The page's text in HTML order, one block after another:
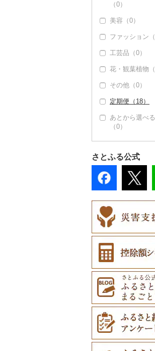
スープ（1）
豆腐・納豆
豆腐（2）
納豆（0）
漬物（0）
缶詰・瓶詰
肉（0）
魚（0）
果物（0）
ジャム（0）
（1）
乾物（1）
燻製（スモ
その他加工
こしょう（1
その他調味
（0）
寝具（0）
タオル（0）
文房具・印
食器（1）
グラス・カ
タンブラー
箸（0）
ナイフ（0）
皿・椀（0）
弁当箱（0）
その他食器
キッチン用
日用品（0）
楽器・器材
（0）
ご当地キャ
（0）
ベビー用品
ペット用品
防災グッズ
その他雑貨
（0）
美容（0）
ファッション（
工芸品（0）
花・観葉植物（
その他（0）
定期便（18）
あとから選べ
（0）
さとふる公式